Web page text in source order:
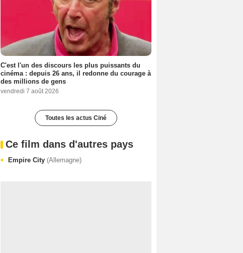
C'est l'un des discours les plus puissants du
cinéma : depuis 26 ans, il redonne du courage à
des millions de gens
vendredi 7 août 2026
Toutes les actus Ciné
Ce film dans d'autres pays
Empire City (Allemagne)